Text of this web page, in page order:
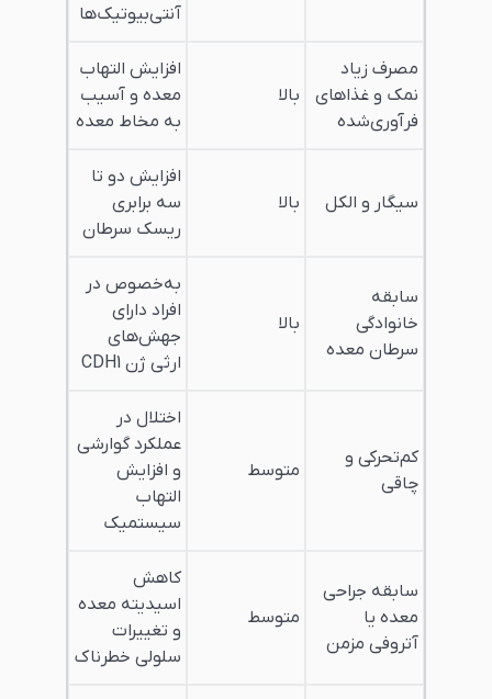
آنتی‌بیوتیک‌ها
مصرف زیاد
نمک و غذاهای
فرآوری‌شده
بالا
افزایش التهاب
معده و آسیب
به مخاط معده
سیگار و الکل بالا
افزایش دو تا
سه برابری
ریسک سرطان
سابقه
خانوادگی
سرطان معده
بالا
به‌خصوص در
افراد دارای
جهش‌های
ارثی ژن CDH1
کم‌تحرکی و
چاقی
متوسط
اختلال در
عملکرد گوارشی
و افزایش
التهاب
سیستمیک
سابقه جراحی
معده یا
آتروفی مزمن
متوسط
کاهش
اسیدیته معده
و تغییرات
سلولی خطرناک